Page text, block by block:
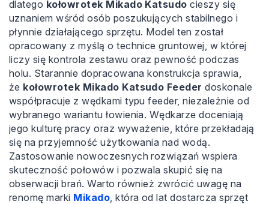
dlatego kołowrotek Mikado Katsudo cieszy się
uznaniem wśród osób poszukujących stabilnego i
płynnie działającego sprzętu. Model ten został
opracowany z myślą o technice gruntowej, w której
liczy się kontrola zestawu oraz pewność podczas
holu. Starannie dopracowana konstrukcja sprawia,
że kołowrotek Mikado Katsudo Feederdoskonale
współpracuje z wędkami typu feeder, niezależnie od
wybranego wariantu łowienia. Wędkarze doceniają
jego kulturę pracy oraz wyważenie, które przekładają
się na przyjemność użytkowania nad wodą.
Zastosowanie nowoczesnych rozwiązań wspiera
skuteczność połowów i pozwala skupić się na
obserwacji brań. Warto również zwrócić uwagę na
renomę marki Mikado , która od lat dostarcza sprzęt